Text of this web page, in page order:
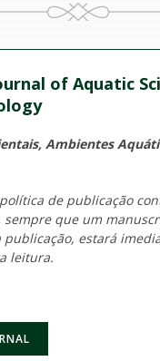
of Aquatic
Ambientes
política de publicação
sempre que um
publicação, estará
leitura.